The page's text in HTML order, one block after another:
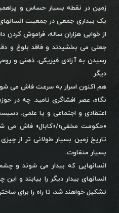
زمین در نقطه بسیار حساس و
یک بیداری جمعی در جمعیت
از خوابی هزاران ساله، فراموش کردن
جعلی می بخشیدند و فاقد بلوغ و
رسیدن به آزادی فیزیکی، ذهنی و
دیگر.
هم اکنون اسرار به سرعت فاش می
نگاه، عصر افشاگری نامید. چه در
اعتقادی و اجتماعی و یا علمی.
«حکومت مخفی»/«کابال» فاش می
تاریخ زمین بسیار طولانی تر از
بسیار متفاوت.
انسانهایی که بیدار می شوند و چشم
انسانهای بیدار دیگر را بیابند و
تشکیل خواهند شد، تا راه را برای